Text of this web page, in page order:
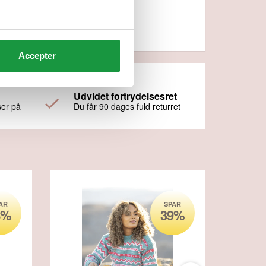
Accepter
på
Udvidet fortrydelsesret
Du får 90 dages fuld returret
SPAR
39%